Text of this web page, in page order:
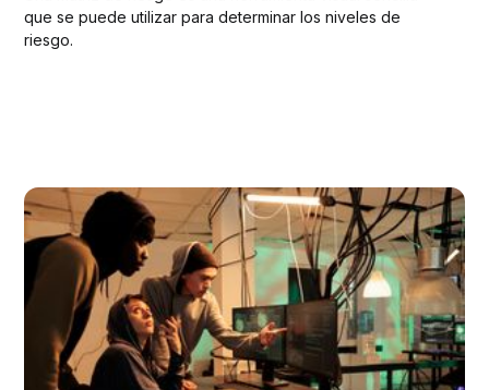
que se puede utilizar para determinar los niveles de
riesgo.